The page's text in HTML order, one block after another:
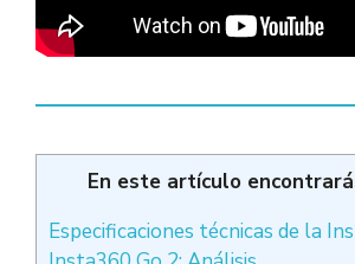
En este artículo
Especificaciones técnicas de la